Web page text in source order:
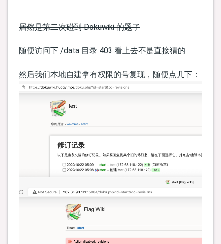
居然是第二次碰到 Dokuwiki 的题了
随便访问下 /data 目录 403 看上去不是直接猜的
然后我们本地自建拿有权限的号复现，随便点几下：